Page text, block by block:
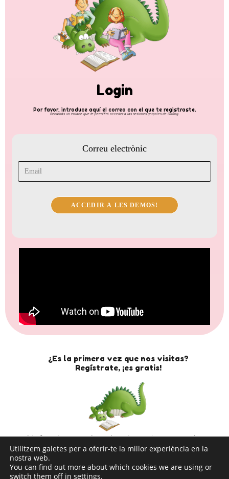
¿Es la primera vez que nos visitas?
Regístrate, ¡es gratis!
This form is currently undergoing maintenance. Please
try again later.
Login
Por favor, introduce aquí el correo con el que te registraste.
Recibirás un enlace que te permitirá acceder a las sesiones grupales de Glifing.
Correu electrònic
Utilitzem galetes per a oferir-te la millor experiència en la
nostra web.
You can find out more about which cookies we are using or
switch them off in settings.